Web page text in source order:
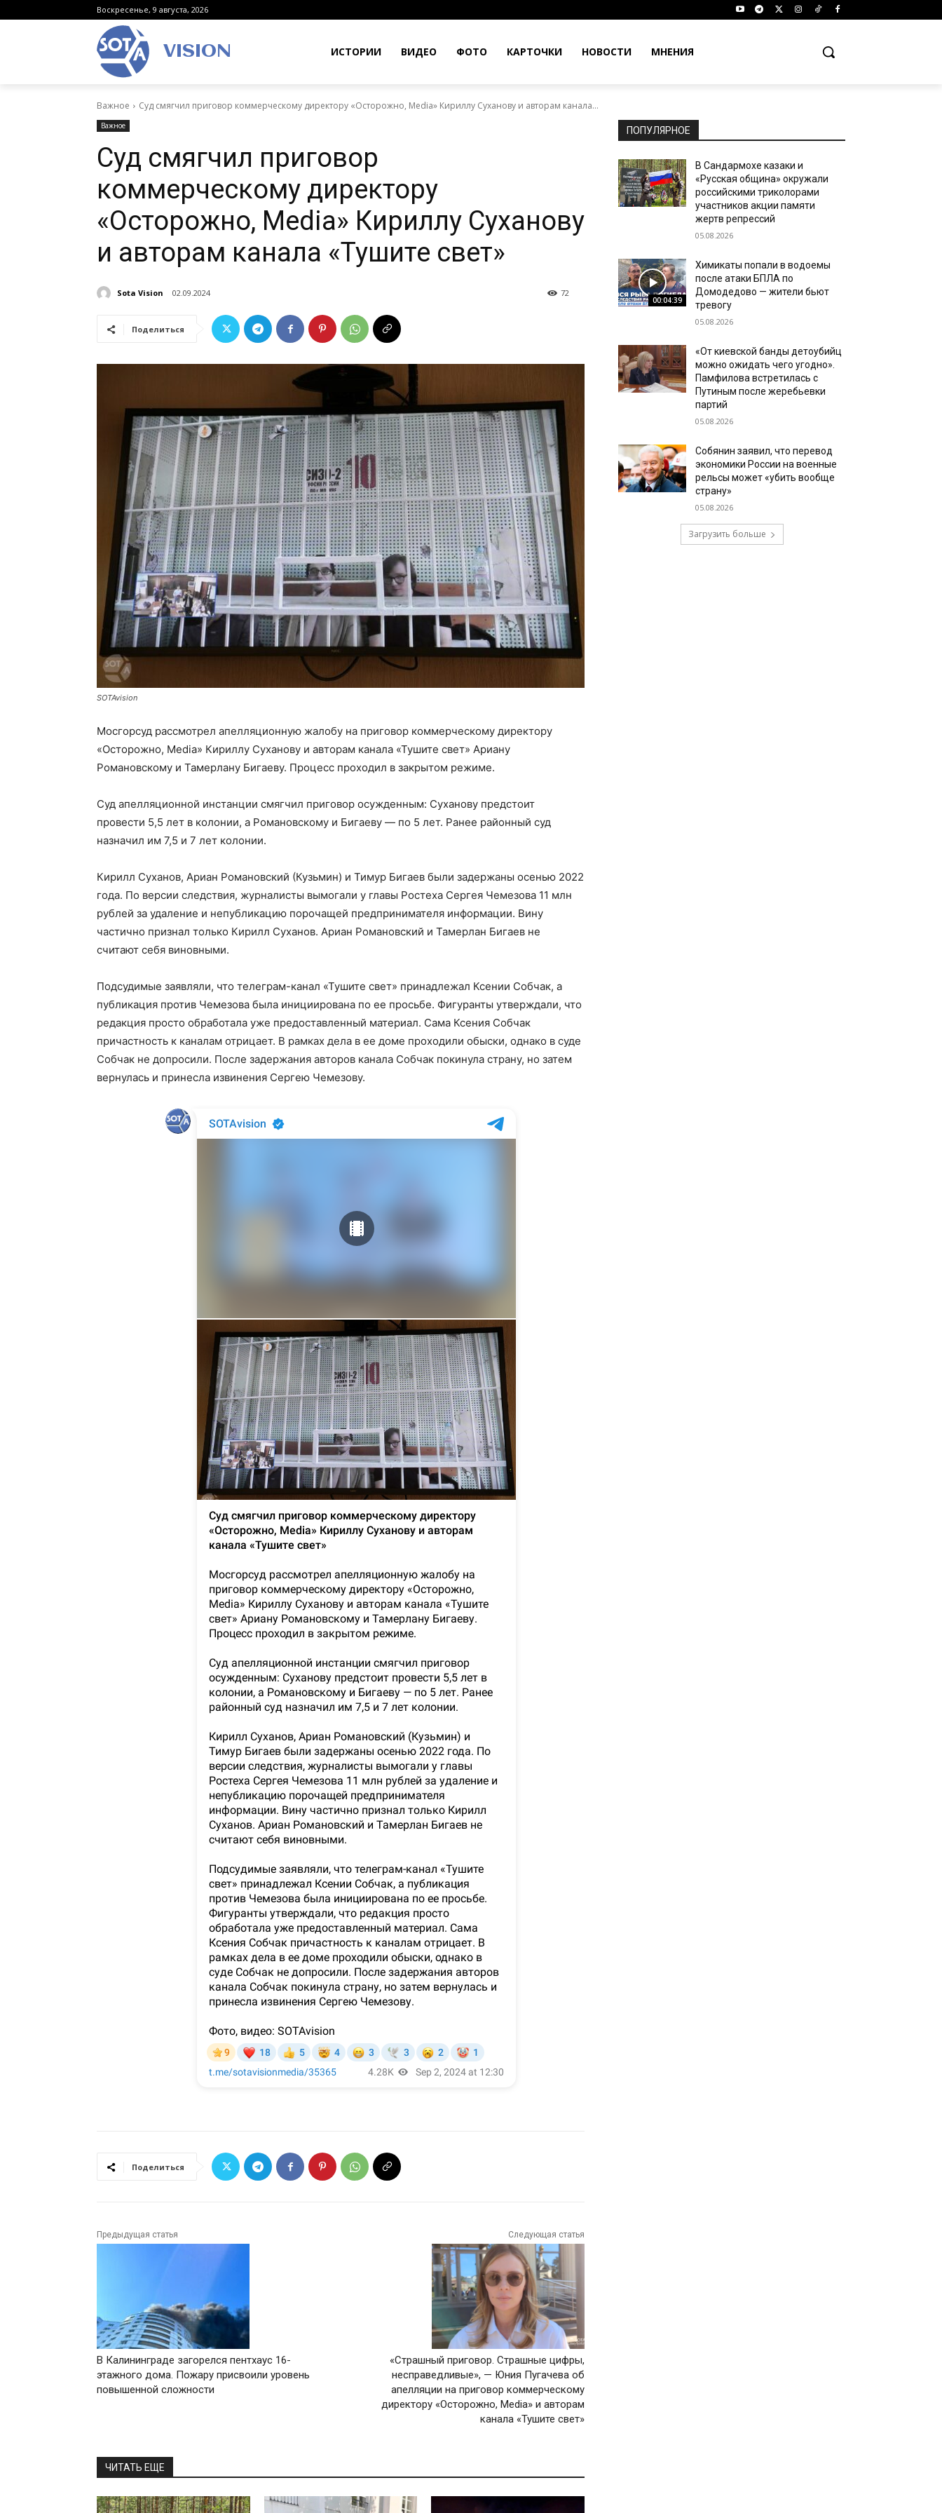
Воскресенье, 9 августа, 2026
VISION ИСТОРИИ ВИДЕО ФОТО КАРТОЧКИ НОВОСТИ МНЕНИЯ
Важное Суд смягчил приговор коммерческому директору «Осторожно, Media» Кириллу Суханову и авторам канала...
Важное
Суд смягчил приговор
коммерческому директору
«Осторожно, Media» Кириллу Суханову
и авторам канала «Тушите свет»
Sota Vision 02.09.2024 72
Поделиться
SOTAvision
Мосгорсуд рассмотрел апелляционную жалобу на приговор коммерческому директору
«Осторожно, Media» Кириллу Суханову и авторам канала «Тушите свет» Ариану
Романовскому и Тамерлану Бигаеву. Процесс проходил в закрытом режиме.
Суд апелляционной инстанции смягчил приговор осужденным: Суханову предстоит
провести 5,5 лет в колонии, а Романовскому и Бигаеву — по 5 лет. Ранее районный суд
назначил им 7,5 и 7 лет колонии.
Кирилл Суханов, Ариан Романовский (Кузьмин) и Тимур Бигаев были задержаны осенью 2022
года. По версии следствия, журналисты вымогали у главы Ростеха Сергея Чемезова 11 млн
рублей за удаление и непубликацию порочащей предпринимателя информации. Вину
частично признал только Кирилл Суханов. Ариан Романовский и Тамерлан Бигаев не
считают себя виновными.
Подсудимые заявляли, что телеграм-канал «Тушите свет» принадлежал Ксении Собчак, а
публикация против Чемезова была инициирована по ее просьбе. Фигуранты утверждали, что
редакция просто обработала уже предоставленный материал. Сама Ксения Собчак
причастность к каналам отрицает. В рамках дела в ее доме проходили обыски, однако в суде
Собчак не допросили. После задержания авторов канала Собчак покинула страну, но затем
вернулась и принесла извинения Сергею Чемезову.
Поделиться
Предыдущая статья
В Калининграде загорелся пентхаус 16-
этажного дома. Пожару присвоили уровень
повышенной сложности
Следующая статья
«Страшный приговор. Страшные цифры,
несправедливые», — Юния Пугачева об
апелляции на приговор коммерческому
директору «Осторожно, Media» и авторам
канала «Тушите свет»
ЧИТАТЬ ЕЩЕ
ПОПУЛЯРНОЕ
В Сандармохе казаки и
«Русская община» окружали
российскими триколорами
участников акции памяти
жертв репрессий
05.08.2026
00:04:39
Химикаты попали в водоемы
после атаки БПЛА по
Домодедово — жители бьют
тревогу
05.08.2026
«От киевской банды детоубийц
можно ожидать чего угодно».
Памфилова встретилась с
Путиным после жеребьевки
партий
05.08.2026
Собянин заявил, что перевод
экономики России на военные
рельсы может «убить вообще
страну»
05.08.2026
Загрузить больше